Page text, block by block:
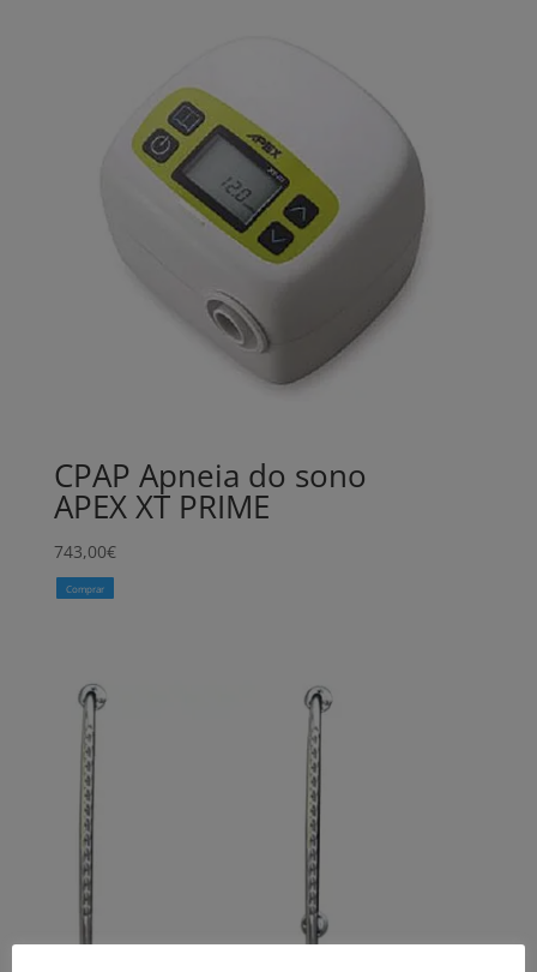
CPAP Apneia do sono
APEX XT PRIME
743,00€
Comprar